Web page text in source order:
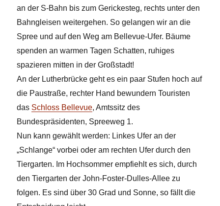
an der S-Bahn bis zum Gerickesteg, rechts unter den
Bahngleisen weitergehen. So gelangen wir an die
Spree und auf den Weg am Bellevue-Ufer. Bäume
spenden an warmen Tagen Schatten, ruhiges
spazieren mitten in der Großstadt!
An der Lutherbrücke geht es ein paar Stufen hoch auf
die Paustraße, rechter Hand bewundern Touristen
das Schloss Bellevue, Amtssitz des
Bundespräsidenten, Spreeweg 1.
Nun kann gewählt werden: Linkes Ufer an der
„Schlange“ vorbei oder am rechten Ufer durch den
Tiergarten. Im Hochsommer empfiehlt es sich, durch
den Tiergarten der John-Foster-Dulles-Allee zu
folgen. Es sind über 30 Grad und Sonne, so fällt die